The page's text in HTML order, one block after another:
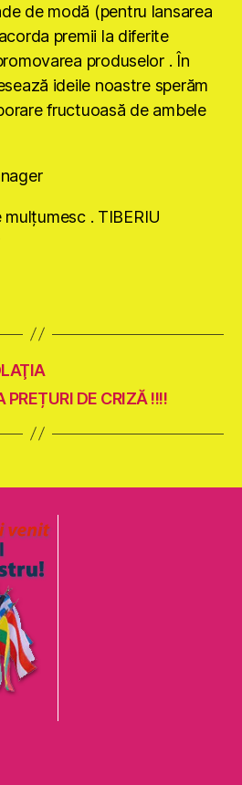
de modă (pentru lansarea
premii la diferite
produselor . În
ideile noastre sperăm
fructuoasă de ambele
. TIBERIU
PREȚURI DE CRIZĂ !!!!